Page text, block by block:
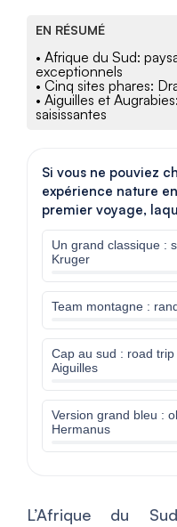
EN RÉSUMÉ
• Afrique du Sud:
exceptionnels
• Cinq sites phares:
• Aiguilles et
saisissantes
Si vous ne pouviez
expérience nature
premier voyage,
Un grand classique :
Kruger
Team montagne :
Cap au sud : road trip
Aiguilles
Version grand bleu :
Hermanus
L’Afrique du